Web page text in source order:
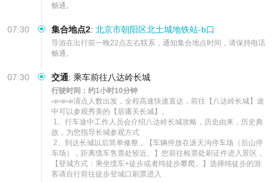
畅通。
07:30 集合地点2: 北京市朝阳区北土城地铁站-b口
导游在出行前一晚22点左右联系，通知集合地点时间，请保持电话
畅通。
07:30 交通: 乘车前往八达岭长城
行驶时间：约1小时10分钟
📣📣📣清点人数出发，全程高速快速直达，前往【八达岭长城】途
中可以参观秀美的【居庸关长城】。
故，为您指导长城参观方式
车场），距离缆车售票处较近。】您前往检票处刷证件进入景区，
【登城方式：乘坐缆车+徒步或者纯徒步攀爬。】选择纯徒步的游
客请自行前往徒步登城口刷票进入